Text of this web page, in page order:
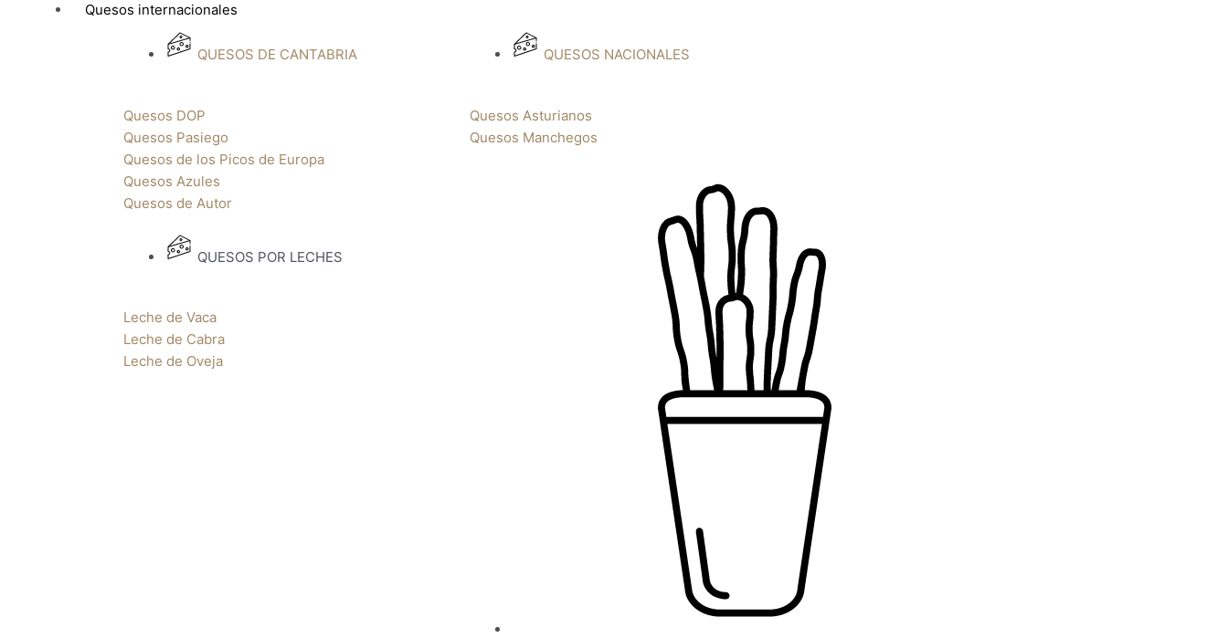
Quesos internacionales
QUESOS DE CANTABRIA
Quesos DOP
Quesos Pasiego
Quesos de los Picos de Europa
Quesos Azules
Quesos de Autor
QUESOS POR LECHES
Leche de Vaca
Leche de Cabra
Leche de Oveja
QUESOS NACIONALES
Quesos Asturianos
Quesos Manchegos